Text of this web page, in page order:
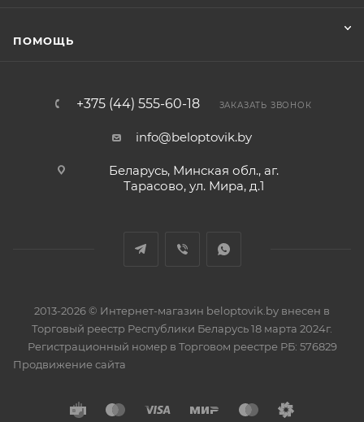
ПОМОЩЬ
+375 (44) 555-60-18 ЗАКАЗАТЬ ЗВОНОК
info@beloptovik.by
Беларусь, Минская обл., аг.
Тарасово, ул. Мира, д.1
2013-2026 © Интернет-магазин beloptovik.by внесен в
Торговый реестр Республики Беларусь 18 марта 2024г.
Регистрационный номер в Торговом реестре РБ: 576829
Продвижение сайта